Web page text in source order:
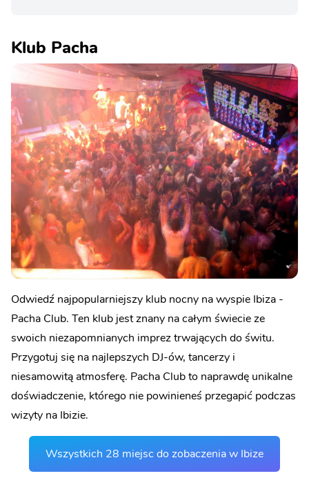
Klub Pacha
Odwiedź najpopularniejszy klub nocny na wyspie Ibiza -
Pacha Club. Ten klub jest znany na całym świecie ze
swoich niezapomnianych imprez trwających do świtu.
Przygotuj się na najlepszych DJ-ów, tancerzy i
niesamowitą atmosferę. Pacha Club to naprawdę unikalne
doświadczenie, którego nie powinieneś przegapić podczas
wizyty na Ibizie.
Wszystkich 28 miejsc do zobaczenia w Ibize